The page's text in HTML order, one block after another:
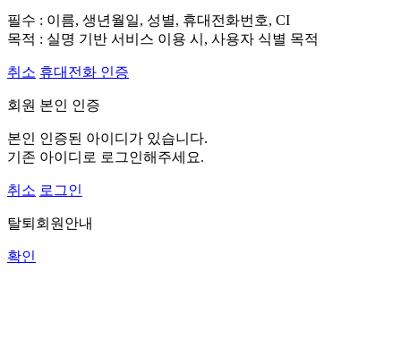
필수 : 이름, 생년월일, 성별, 휴대전화번호, CI
목적 : 실명 기반 서비스 이용 시, 사용자 식별 목적
취소 휴대전화 인증
회원 본인 인증
본인 인증된 아이디가 있습니다.
기존 아이디로 로그인해주세요.
취소 로그인
탈퇴회원안내
확인